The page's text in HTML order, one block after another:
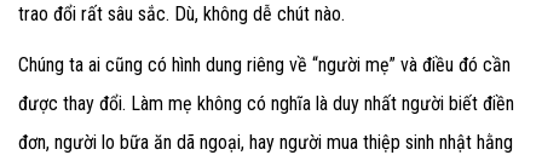
trao đổi rất sâu sắc. Dù, không dễ chút nào.
Chúng ta ai cũng có hình dung riêng về “người mẹ” và điều đó cần
được thay đổi. Làm mẹ không có nghĩa là duy nhất người biết điền
đơn, người lo bữa ăn dã ngoại, hay người mua thiệp sinh nhật hằng